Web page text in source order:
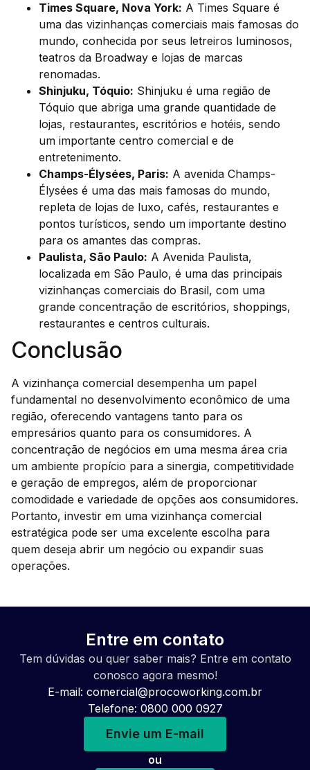
Times Square, Nova York: A Times Square é
uma das vizinhanças comerciais mais famosas do
mundo, conhecida por seus letreiros luminosos,
teatros da Broadway e lojas de marcas
renomadas.
Shinjuku, Tóquio: Shinjuku é uma região de
Tóquio que abriga uma grande quantidade de
lojas, restaurantes, escritórios e hotéis, sendo
um importante centro comercial e de
entretenimento.
Champs-Élysées, Paris: A avenida Champs-
Élysées é uma das mais famosas do mundo,
repleta de lojas de luxo, cafés, restaurantes e
pontos turísticos, sendo um importante destino
para os amantes das compras.
Paulista, São Paulo: A Avenida Paulista,
localizada em São Paulo, é uma das principais
vizinhanças comerciais do Brasil, com uma
grande concentração de escritórios, shoppings,
restaurantes e centros culturais.
Conclusão
A vizinhança comercial desempenha um papel
fundamental no desenvolvimento econômico de uma
região, oferecendo vantagens tanto para os
empresários quanto para os consumidores. A
concentração de negócios em uma mesma área cria
um ambiente propício para a sinergia, competitividade
e geração de empregos, além de proporcionar
comodidade e variedade de opções aos consumidores.
Portanto, investir em uma vizinhança comercial
estratégica pode ser uma excelente escolha para
quem deseja abrir um negócio ou expandir suas
operações.
Entre em contato
Tem dúvidas ou quer saber mais? Entre em contato
conosco agora mesmo!
E-mail: comercial@procoworking.com.br
Telefone: 0800 000 0927
Envie um E-mail
ou